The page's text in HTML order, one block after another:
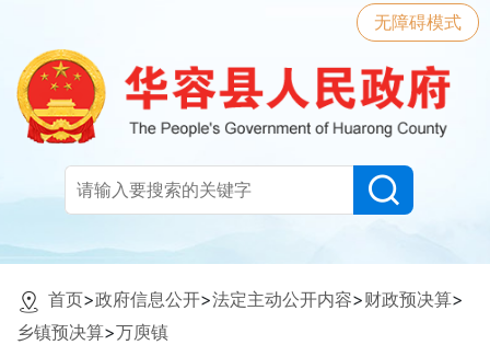
无障碍模式
首页>政府信息公开>法定主动公开内容>财政预决算>
乡镇预决算>万庾镇